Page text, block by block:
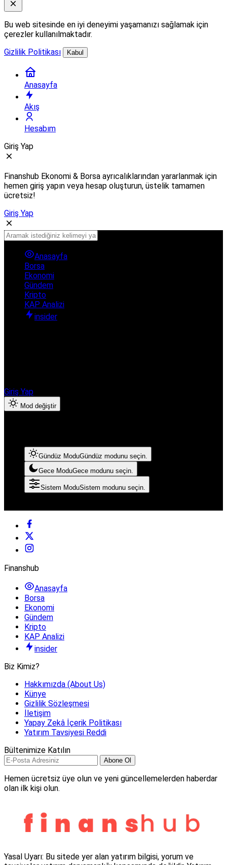
Bu web sitesinde en iyi deneyimi yaşamanızı sağlamak için
çerezler kullanılmaktadır.
Gizlilik Politikası
Kabul
Anasayfa
Akış
Hesabım
Giriş Yap
Finanshub Ekonomi & Borsa ayrıcalıklarından yararlanmak için
hemen giriş yapın veya hesap oluşturun, üstelik tamamen
ücretsiz!
Giriş Yap
Anasayfa
Borsa
Ekonomi
Gündem
Kripto
KAP Analizi
insider
Giriş Yap
Mod değiştir
Gündüz ModuGündüz modunu seçin.
Gece ModuGece modunu seçin.
Sistem ModuSistem modunu seçin.
Finanshub
Anasayfa
Borsa
Ekonomi
Gündem
Kripto
KAP Analizi
insider
Biz Kimiz?
Hakkımızda (About Us)
Künye
Gizlilik Sözleşmesi
İletişim
Yapay Zekâ İçerik Politikası
Yatırım Tavsiyesi Reddi
Bültenimize Katılın
Abone Ol
Hemen ücretsiz üye olun ve yeni güncellemelerden haberdar
olan ilk kişi olun.
Yasal Uyarı: Bu sitede yer alan yatırım bilgisi, yorum ve